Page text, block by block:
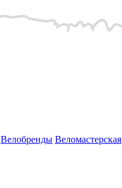
Велобренды Веломастерская